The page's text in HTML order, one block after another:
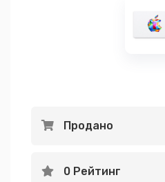
Продано
0 Рейтинг